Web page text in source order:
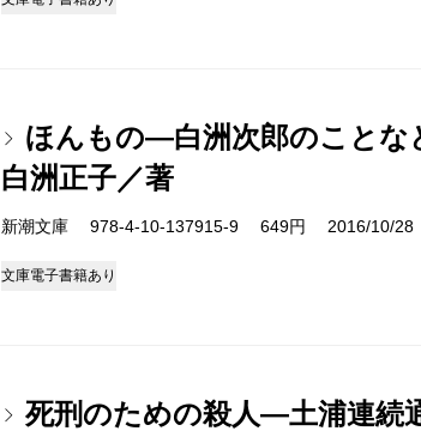
ほんもの―白洲次郎のこと
白洲正子／著
新潮文庫 978-4-10-137915-9 649円 2016/10/28
文庫電子書籍あり
死刑のための殺人―土浦連続